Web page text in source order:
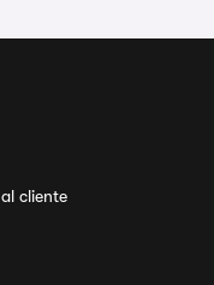
cliente